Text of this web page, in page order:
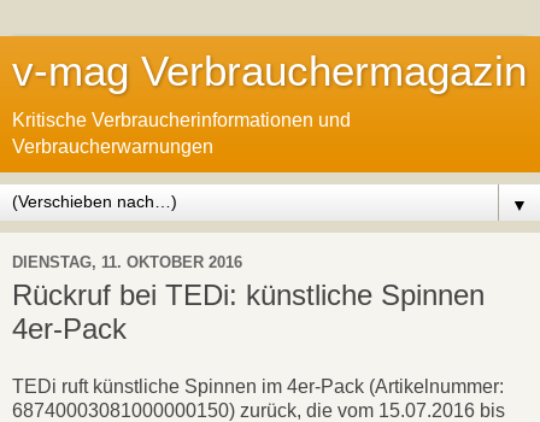
v-mag Verbrauchermagazin
Kritische Verbraucherinformationen und
Verbraucherwarnungen
▼
DIENSTAG, 11. OKTOBER 2016
Rückruf bei TEDi: künstliche Spinnen
4er-Pack
TEDi ruft künstliche Spinnen im 4er-Pack (Artikelnummer:
68740003081000000150) zurück, die vom 15.07.2016 bis